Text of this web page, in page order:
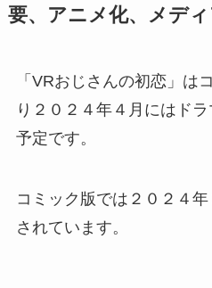
要、アニメ化、メデ
「VRおじさんの初恋」は
り２０２４年４月にはド
予定です。
コミック版では２０２４
されています。